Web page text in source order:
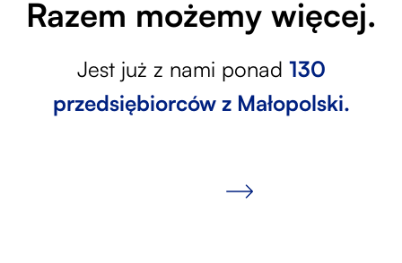
Razem możemy więcej.
Jest już z nami ponad 130
przedsiębiorców z Małopolski.